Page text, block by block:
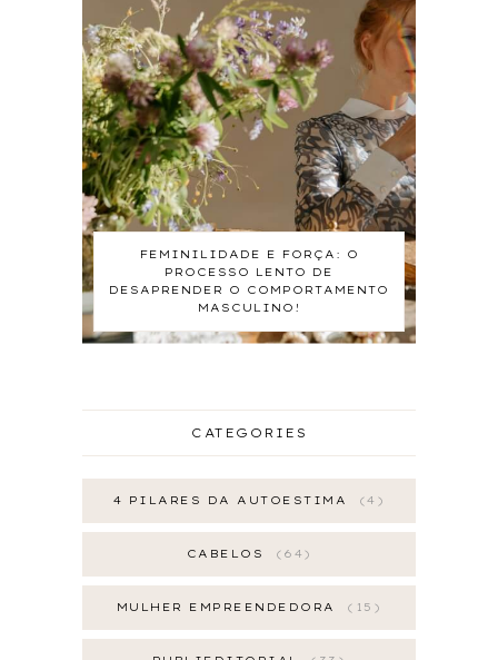
FEMINILIDADE E FORÇA: O
PROCESSO LENTO DE
DESAPRENDER O COMPORTAMENTO
MASCULINO!
CATEGORIES
4 PILARES DA AUTOESTIMA 4
CABELOS 64
MULHER EMPREENDEDORA 15